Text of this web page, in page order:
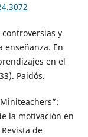
controversias y
enseñanza. En
en el
Paidós.
la motivación en
de